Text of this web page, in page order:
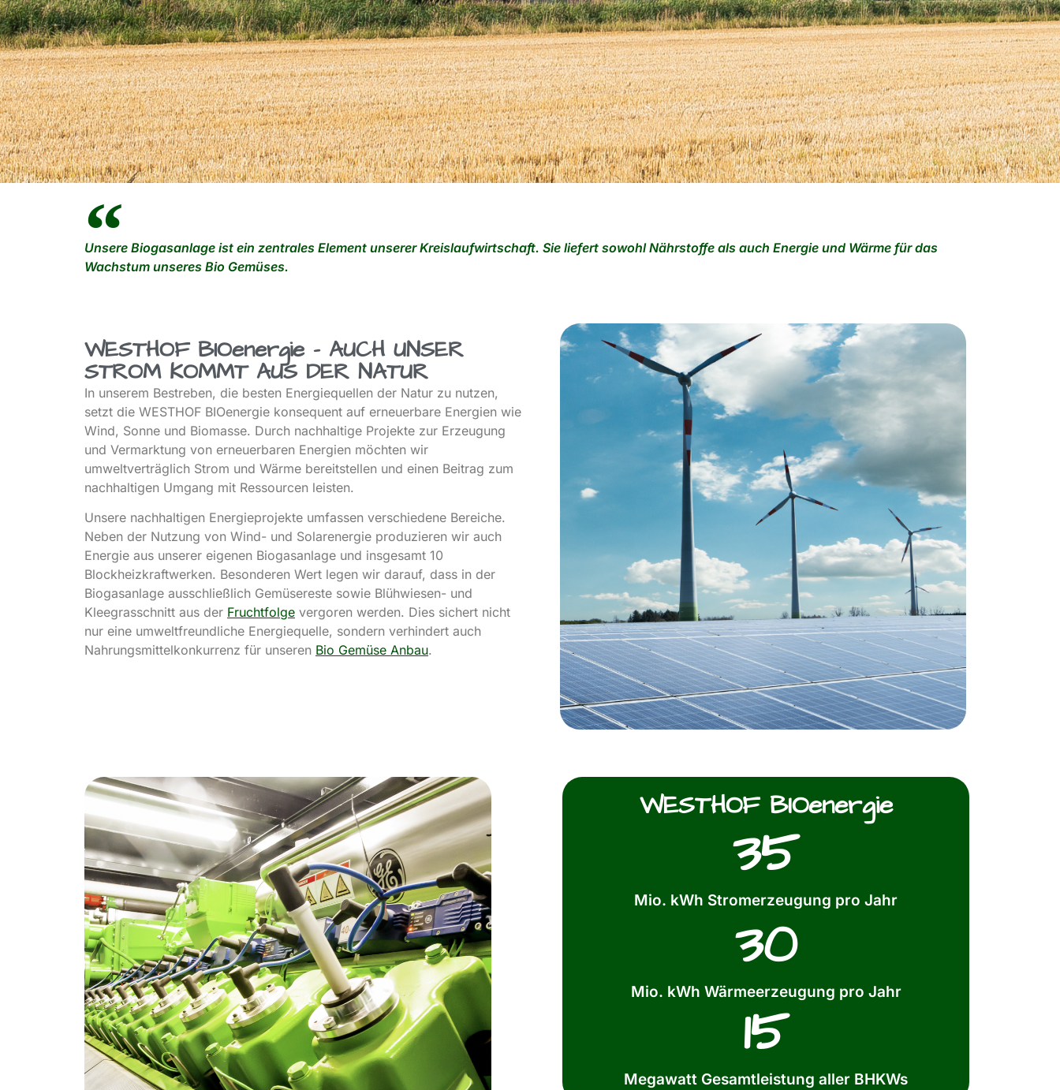
Unsere Biogasanlage ist ein zentrales Element unserer Kreislaufwirtschaft. Sie liefert sowohl Nährstoffe als auch Energie und Wärme für das
Wachstum unseres Bio Gemüses.
WESTHOF BIOenergie – AUCH UNSER
STROM KOMMT AUS DER NATUR
In unserem Bestreben, die besten Energiequellen der Natur zu nutzen,
setzt die WESTHOF BIOenergie konsequent auf erneuerbare Energien wie
Wind, Sonne und Biomasse. Durch nachhaltige Projekte zur Erzeugung
und Vermarktung von erneuerbaren Energien möchten wir
umweltverträglich Strom und Wärme bereitstellen und einen Beitrag zum
nachhaltigen Umgang mit Ressourcen leisten.
Unsere nachhaltigen Energieprojekte umfassen verschiedene Bereiche.
Neben der Nutzung von Wind- und Solarenergie produzieren wir auch
Energie aus unserer eigenen Biogasanlage und insgesamt 10
Blockheizkraftwerken. Besonderen Wert legen wir darauf, dass in der
Biogasanlage ausschließlich Gemüsereste sowie Blühwiesen- und
Kleegrasschnitt aus der Fruchtfolge vergoren werden. Dies sichert nicht
nur eine umweltfreundliche Energiequelle, sondern verhindert auch
Nahrungsmittelkonkurrenz für unseren Bio Gemüse Anbau.
WESTHOF BIOenergie
Mio. kWh Stromerzeugung pro Jahr
35
Mio. kWh Wärmeerzeugung pro Jahr
30
Megawatt Gesamtleistung aller BHKWs
15